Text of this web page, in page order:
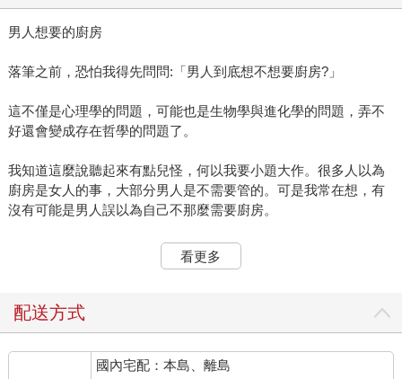
男人想要的廚房
落筆之前，恐怕我得先問問:「男人到底想不想要廚房?」
這不僅是心理學的問題，可能也是生物學與進化學的問題，弄不
好還會變成存在哲學的問題了。
我知道這麼說聽起來有點兒怪，何以我要小題大作。很多人以為
廚房是女人的事，大部分男人是不需要管的。可是我常在想，有
沒有可能是男人誤以為自己不那麼需要廚房。
得道的高僧(也是男人)說過這麼一句話:「需要的不多，想要的太
多。」這句話落在男人與廚房之間就有意思了。試想如果男人不
可愛些，更療癒些呢!
我想說一個故事，關於一個男人與廚房的愛恨癡愁。
看更多
配送方式
國內宅配：本島、離島